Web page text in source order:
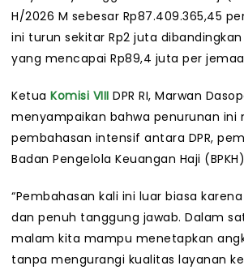
H/2026 M sebesar Rp87.409.365,45
ini turun sekitar Rp2 juta dibandingkan
yang mencapai Rp89,4 juta per
Ketua Komisi VIII DPR RI, Marwan
menyampaikan bahwa penurunan ini
pembahasan intensif antara DPR,
Badan Pengelola Keuangan Haji
“Pembahasan kali ini luar biasa
dan penuh tanggung jawab. Dalam
malam kita mampu menetapkan
tanpa mengurangi kualitas layanan